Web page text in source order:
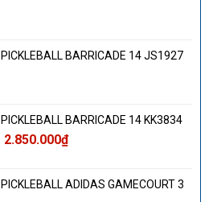
BARRICADE 14 JS1927
BARRICADE 14 KK3834
Giá
4.300.000₫.
2.850.000₫Giá
là:
ADIDAS GAMECOURT 3